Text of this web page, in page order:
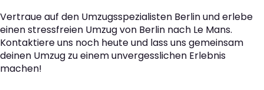
Vertraue auf den Umzugsspezialisten Berlin und erlebe
einen stressfreien Umzug von Berlin nach Le Mans.
Kontaktiere uns noch heute und lass uns gemeinsam
deinen Umzug zu einem unvergesslichen Erlebnis
machen!